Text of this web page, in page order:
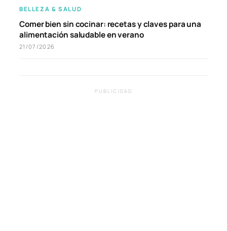
BELLEZA & SALUD
Comer bien sin cocinar: recetas y claves para una
alimentación saludable en verano
21/07/2026
PUBLICIDAD